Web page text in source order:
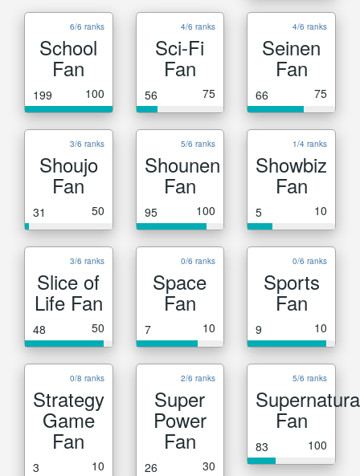
6/6 ranks
School
Fan
199 100
4/6 ranks
Sci-Fi
Fan
56 75
4/6 ranks
Seinen
Fan
66 75
3/6 ranks
Shoujo
Fan
31 50
5/6 ranks
Shounen
Fan
95 100
1/4 ranks
Showbiz
Fan
5 10
3/6 ranks
Slice of
Life Fan
48 50
0/6 ranks
Space
Fan
7 10
0/6 ranks
Sports
Fan
9 10
0/8 ranks
Strategy
Game
Fan
3 10
2/6 ranks
Super
Power
Fan
26 30
5/6 ranks
Fan
83 100